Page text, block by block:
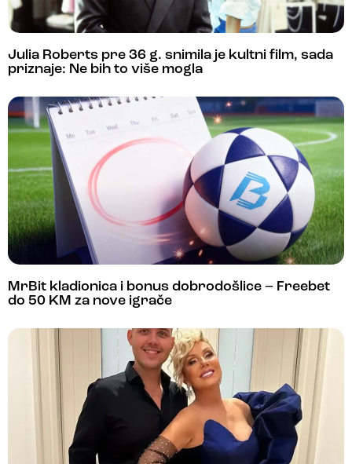
Julia Roberts pre 36 g. snimila je kultni film, sada
priznaje: Ne bih to više mogla
MrBit kladionica i bonus dobrodošlice – Freebet
do 50 KM za nove igrače